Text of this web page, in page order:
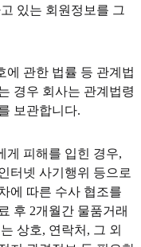
있는 회원정보를 그
에 관한 법률 등 관계법
경우 회사는 관계법령
보관합니다.
게 피해를 입힌 경우,
터넷 사기행위 등으로
에 따른 수사 협조를
후 2개월간 물품거래
상호, 연락처, 그 외